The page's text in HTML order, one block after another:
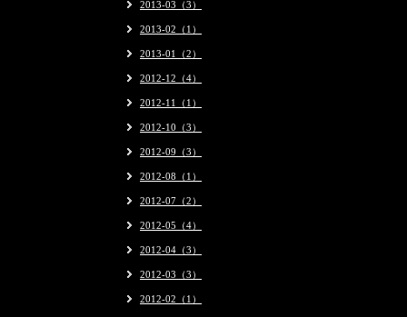
2013-03（3）
2013-02（1）
2013-01（2）
2012-12（4）
2012-11（1）
2012-10（3）
2012-09（3）
2012-08（1）
2012-07（2）
2012-05（4）
2012-04（3）
2012-03（3）
2012-02（1）